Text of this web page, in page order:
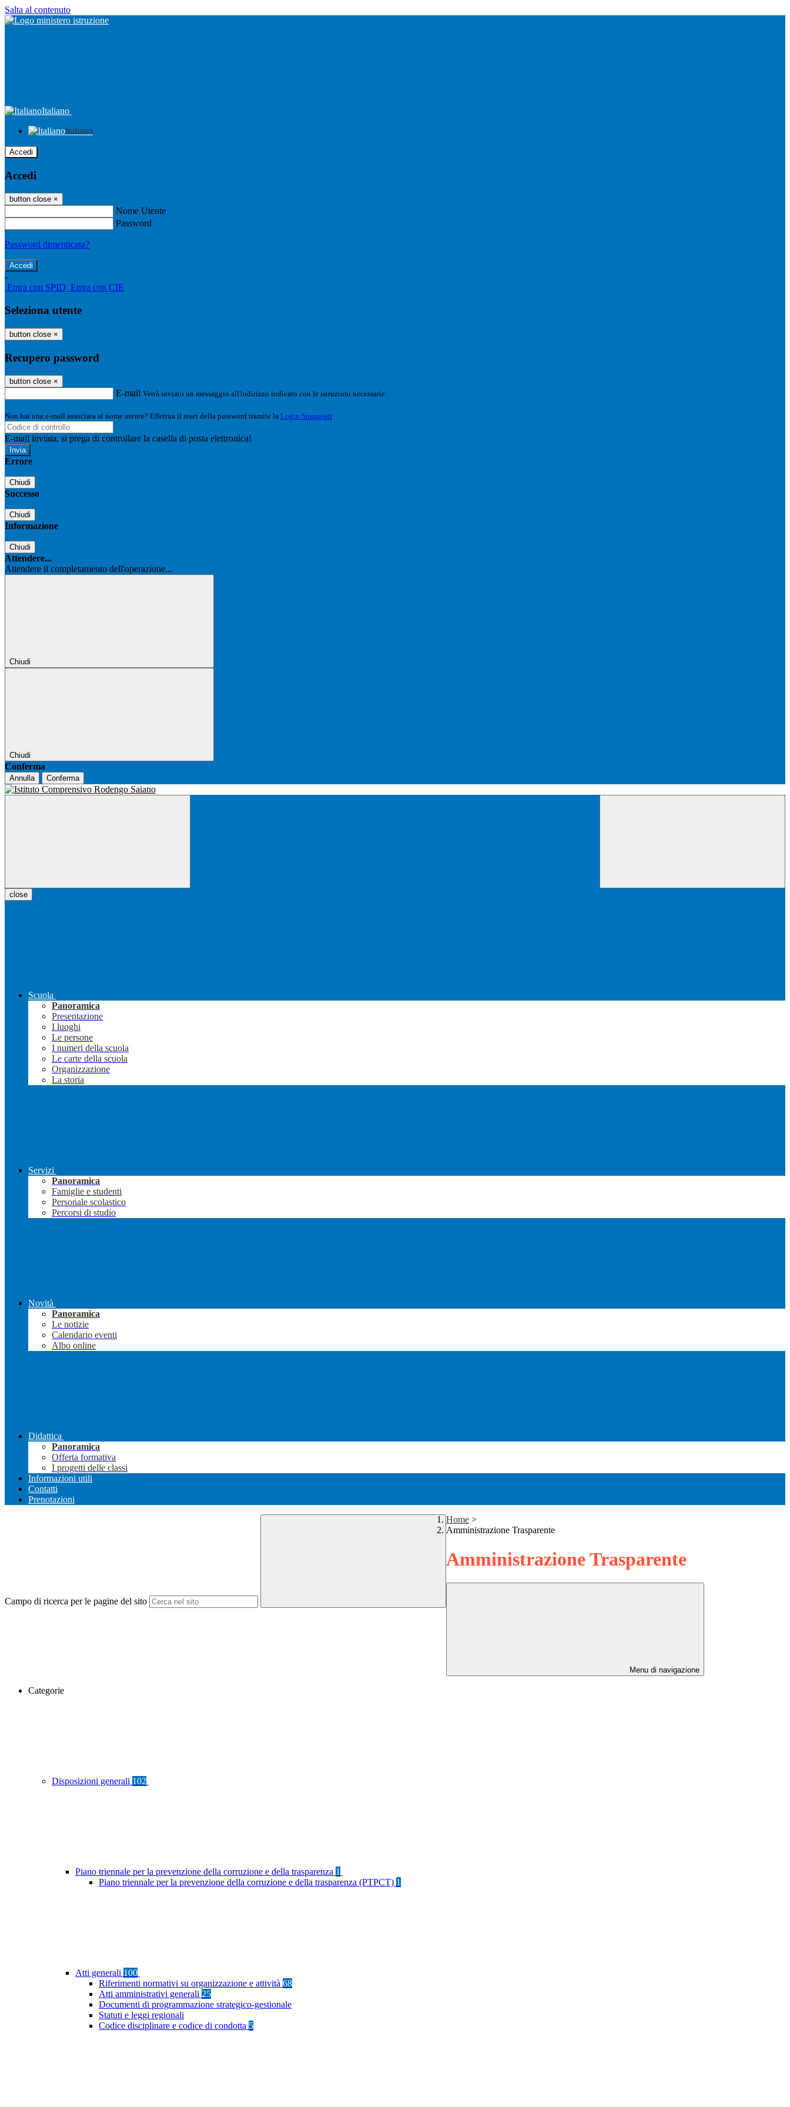
Salta al contenuto
Italiano
Italiano
Accedi
Accedi
button close ×
Nome Utente
Password
Password dimenticata?
-
Entra con SPID Entra con CIE
Seleziona utente
button close ×
Recupero password
button close ×
E-mail Verrà inviato un messaggio all'indirizzo indicato con le istruzioni necessarie.
Non hai una e-mail associata al nome utente? Effettua il reset della password tramite la Login Spaggiari
E-mail inviata, si prega di controllare la casella di posta elettronica!
Errore
Chiudi
Successo
Chiudi
Informazione
Chiudi
Attendere...
Attendere il completamento dell'operazione...
Chiudi
Chiudi
Conferma
Annulla Conferma
close
Scuola
Panoramica
Presentazione
I luoghi
Le persone
I numeri della scuola
Le carte della scuola
Organizzazione
La storia
Servizi
Panoramica
Famiglie e studenti
Personale scolastico
Percorsi di studio
Novità
Panoramica
Le notizie
Calendario eventi
Albo online
Didattica
Panoramica
Offerta formativa
I progetti delle classi
Informazioni utili
Contatti
Prenotazioni
Campo di ricerca per le pagine del sito
Home >
Amministrazione Trasparente
Amministrazione Trasparente
Menu di navigazione
Categorie
Disposizioni generali 102
Piano triennale per la prevenzione della corruzione e della trasparenza 1
Piano triennale per la prevenzione della corruzione e della trasparenza (PTPCT) 1
Atti generali 100
Riferimenti normativi su organizzazione e attività 68
Atti amministrativi generali 25
Documenti di programmazione strategico-gestionale
Statuti e leggi regionali
Codice disciplinare e codice di condotta 5